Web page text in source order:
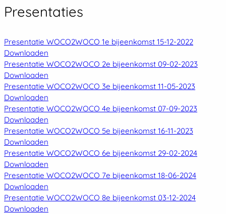
Presentaties
Presentatie WOCO2WOCO 1e bijeenkomst 15-12-2022
Downloaden
Presentatie WOCO2WOCO 2e bijeenkomst 09-02-2023
Downloaden
Presentatie WOCO2WOCO 3e bijeenkomst 11-05-2023
Downloaden
Presentatie WOCO2WOCO 4e bijeenkomst 07-09-2023
Downloaden
Presentatie WOCO2WOCO 5e bijeenkomst 16-11-2023
Downloaden
Presentatie WOCO2WOCO 6e bijeenkomst 29-02-2024
Downloaden
Presentatie WOCO2WOCO 7e bijeenkomst 18-06-2024
Downloaden
Presentatie WOCO2WOCO 8e bijeenkomst 03-12-2024
Downloaden